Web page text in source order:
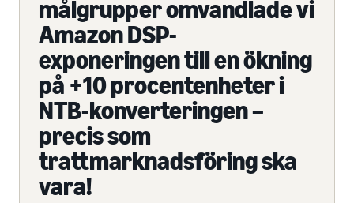
målgrupper omvandlade vi
Amazon DSP-
exponeringen till en ökning
på +10 procentenheter i
NTB-konverteringen –
precis som
trattmarknadsföring ska
vara!